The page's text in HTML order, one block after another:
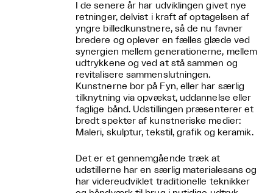
I de senere år har udviklingen givet nye
retninger, delvist i kraft af optagelsen af
yngre billedkunstnere, så de nu favner
bredere og oplever en fælles glæde ved
synergien mellem generationerne, mellem
udtrykkene og ved at stå sammen og
revitalisere sammenslutningen.
Kunstnerne bor på Fyn, eller har særlig
tilknytning via opvækst, uddannelse eller
faglige bånd. Udstillingen præsenterer et
bredt spekter af kunstneriske medier:
Maleri, skulptur, tekstil, grafik og keramik.
Det er et gennemgående træk at
udstillerne har en særlig materialesans og
har videreudviklet traditionelle teknikker